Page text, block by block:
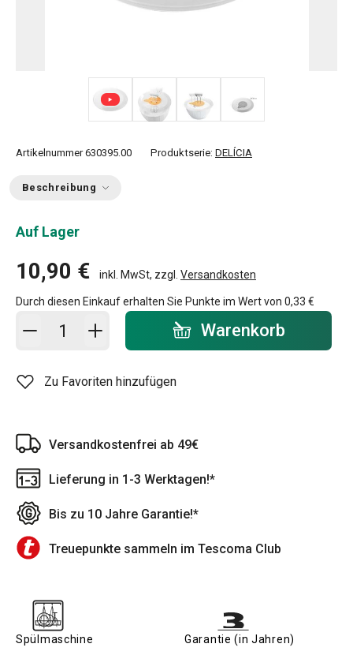
Artikelnummer 630395.00 Produktserie: DELÍCIA
Beschreibung
Auf Lager
10,90 € inkl. MwSt, zzgl. Versandkosten
Durch diesen Einkauf erhalten Sie Punkte im Wert von 0,33 €
In den Warenkorb - Menge Warenkorb
Zu Favoriten hinzufügen
Versandkostenfrei ab 49€
Lieferung in 1-3 Werktagen!*
Bis zu 10 Jahre Garantie!*
Treuepunkte sammeln im Tescoma Club
Spülmaschine Garantie (in Jahren)